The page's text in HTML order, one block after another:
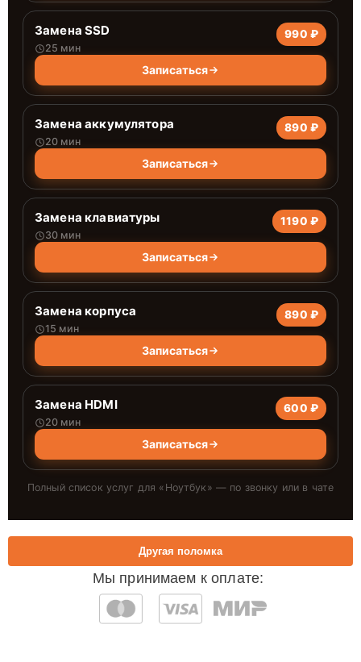
Замена SSD
25 мин
990 ₽
Записаться
Замена аккумулятора
20 мин
890 ₽
Записаться
Замена клавиатуры
30 мин
1190 ₽
Записаться
Замена корпуса
15 мин
890 ₽
Записаться
Замена HDMI
20 мин
600 ₽
Записаться
Полный список услуг для « Ноутбук » — по звонку или в чате
Мы принимаем к оплате:
Другая поломка